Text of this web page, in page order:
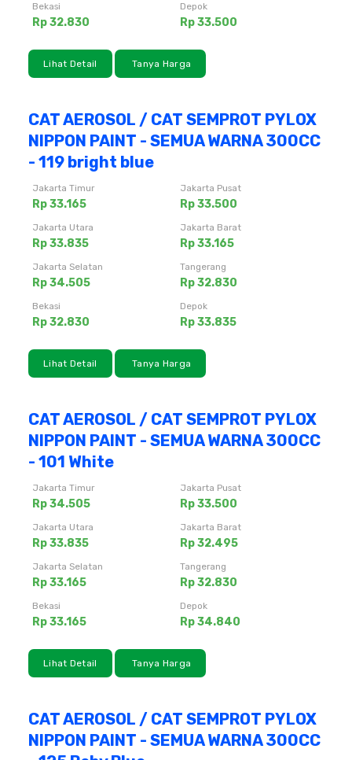
Bekasi
Rp 32.830
Depok
Rp 33.500
Lihat Detail Tanya Harga
CAT AEROSOL / CAT SEMPROT PYLOX
NIPPON PAINT - SEMUA WARNA 300CC
- 119 bright blue
Jakarta Timur
Rp 33.165
Jakarta Pusat
Rp 33.500
Jakarta Utara
Rp 33.835
Jakarta Barat
Rp 33.165
Jakarta Selatan
Rp 34.505
Tangerang
Rp 32.830
Bekasi
Rp 32.830
Depok
Rp 33.835
Lihat Detail Tanya Harga
CAT AEROSOL / CAT SEMPROT PYLOX
NIPPON PAINT - SEMUA WARNA 300CC
- 101 White
Jakarta Timur
Rp 34.505
Jakarta Pusat
Rp 33.500
Jakarta Utara
Rp 33.835
Jakarta Barat
Rp 32.495
Jakarta Selatan
Rp 33.165
Tangerang
Rp 32.830
Bekasi
Rp 33.165
Depok
Rp 34.840
Lihat Detail Tanya Harga
CAT AEROSOL / CAT SEMPROT PYLOX
NIPPON PAINT - SEMUA WARNA 300CC